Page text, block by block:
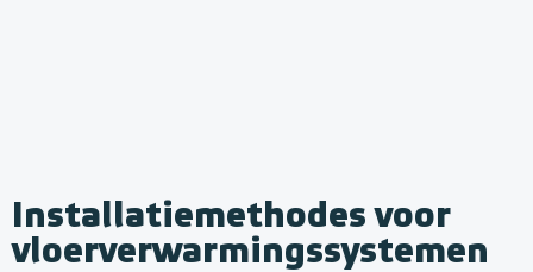
Installatiemethodes voor
vloerverwarmingssystemen